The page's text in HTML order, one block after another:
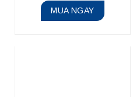
MUA NGAY